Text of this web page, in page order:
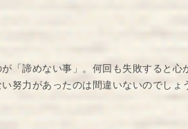
「諦めない事」。何回も失敗すると
努力があったのは間違いないのでしょ